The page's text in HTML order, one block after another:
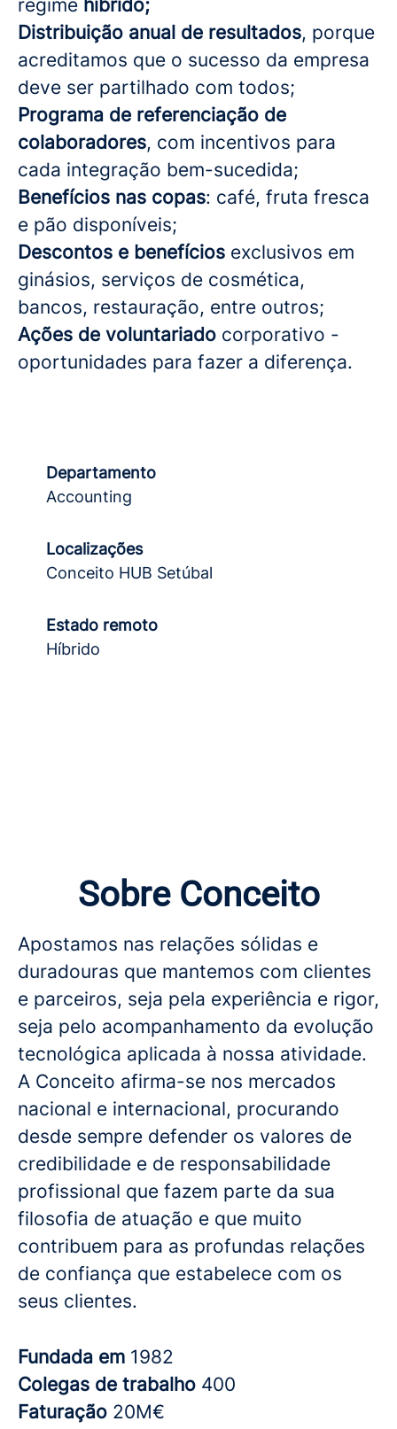
regime híbrido;
Distribuição anual de resultados, porque
acreditamos que o sucesso da empresa
deve ser partilhado com todos;
Programa de referenciação de
colaboradores, com incentivos para
cada integração bem-sucedida;
Benefícios nas copas: café, fruta fresca
e pão disponíveis;
Descontos e benefícios exclusivos em
ginásios, serviços de cosmética,
bancos, restauração, entre outros;
Ações de voluntariado corporativo -
oportunidades para fazer a diferença.
Departamento
Accounting
Localizações
Conceito HUB Setúbal
Estado remoto
Híbrido
Sobre Conceito
Apostamos nas relações sólidas e
duradouras que mantemos com clientes
e parceiros, seja pela experiência e rigor,
seja pelo acompanhamento da evolução
tecnológica aplicada à nossa atividade.
A Conceito afirma-se nos mercados
nacional e internacional, procurando
desde sempre defender os valores de
credibilidade e de responsabilidade
profissional que fazem parte da sua
filosofia de atuação e que muito
contribuem para as profundas relações
de confiança que estabelece com os
seus clientes.
Fundada em 1982
Colegas de trabalho 400
Faturação 20M€